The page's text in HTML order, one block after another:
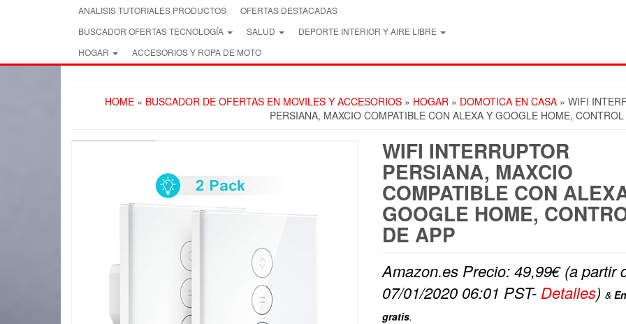
ANALISIS TUTORIALES PRODUCTOS
OFERTAS DESTACADAS
BUSCADOR OFERTAS TECNOLOGÍA
SALUD
DEPORTE INTERIOR Y AIRE LIBRE
HOGAR
ACCESORIOS Y ROPA DE MOTO
HOME » BUSCADOR DE OFERTAS EN MOVILES Y ACCESORIOS » HOGAR » DOMOTICA EN CASA » WIFI
PERSIANA, MAXCIO COMPATIBLE CON ALEXA Y GOOGLE HOME,
WIFI INTERRUPTOR
PERSIANA, MAXCIO
COMPATIBLE CON
GOOGLE HOME,
DE APP
Amazon.es Precio:49,99€(a partir
07/01/2020 06:01 PST- Detalles) &
gratis.